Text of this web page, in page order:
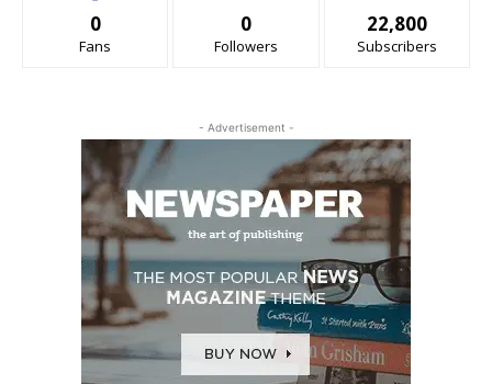
0
Fans
0
Followers
22,800
Subscribers
- Advertisement -